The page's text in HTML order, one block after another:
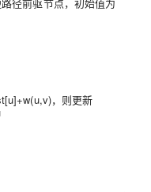
，则更新